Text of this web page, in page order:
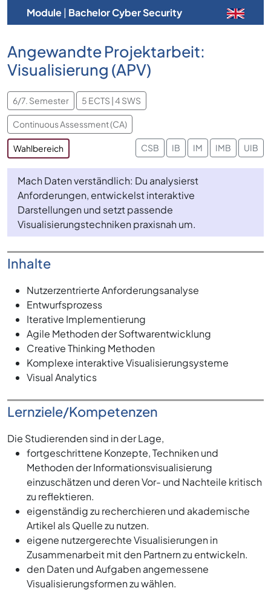
Module| Bachelor Cyber Security
Angewandte Projektarbeit:
Visualisierung (APV)
6/7. Semester 5 ECTS | 4 SWS
Continuous Assessment (CA)
Wahlbereich CSB IB IM IMB UIB
Mach Daten verständlich: Du analysierst
Anforderungen, entwickelst interaktive
Darstellungen und setzt passende
Visualisierungstechniken praxisnah um.
Inhalte
Nutzerzentrierte Anforderungsanalyse
Entwurfsprozess
Iterative Implementierung
Agile Methoden der Softwarentwicklung
Creative Thinking Methoden
Komplexe interaktive Visualisierungsysteme
Visual Analytics
Lernziele/Kompetenzen
Die Studierenden sind in der Lage,
fortgeschrittene Konzepte, Techniken und
Methoden der Informationsvisualisierung
einzuschätzen und deren Vor- und Nachteile kritisch
zu reflektieren.
eigenständig zu recherchieren und akademische
Artikel als Quelle zu nutzen.
eigene nutzergerechte Visualisierungen in
Zusammenarbeit mit den Partnern zu entwickeln.
den Daten und Aufgaben angemessene
Visualisierungsformen zu wählen.